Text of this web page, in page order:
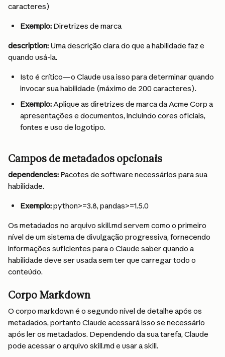
caracteres)
Exemplo: Diretrizes de marca
description: Uma descrição clara do que a habilidade faz e
quando usá-la.
Isto é crítico—o Claude usa isso para determinar quando
invocar sua habilidade (máximo de 200 caracteres).
Exemplo: Aplique as diretrizes de marca da Acme Corp a
apresentações e documentos, incluindo cores oficiais,
fontes e uso de logotipo.
Campos de metadados opcionais
dependencies: Pacotes de software necessários para sua
habilidade.
Exemplo: python>=3.8, pandas>=1.5.0
Os metadados no arquivo skill.md servem como o primeiro
nível de um sistema de divulgação progressiva, fornecendo
informações suficientes para o Claude saber quando a
habilidade deve ser usada sem ter que carregar todo o
conteúdo.
Corpo Markdown
O corpo markdown é o segundo nível de detalhe após os
metadados, portanto Claude acessará isso se necessário
após ler os metadados. Dependendo da sua tarefa, Claude
pode acessar o arquivo skill.md e usar a skill.